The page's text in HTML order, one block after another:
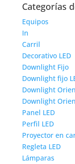
Categorías
Equipos
In
Carril
Decorativo LED
Downlight Fijo
Downlight fijo
Downlight
Downlight
Panel LED
Perfil LED
Proyector en
Regleta LED
Lámparas